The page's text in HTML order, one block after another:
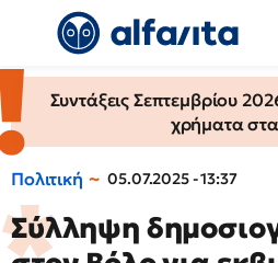
Συντάξεις Σεπτεμβρίου
χρήματα
Πολιτική 05.07.2025 - 13:37
Σύλληψη